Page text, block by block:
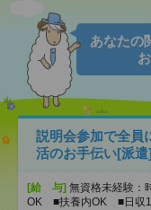
あなたの
説明会参加で全員
活のお手伝い[派遣]
[給 与] 無資格未経験
OK ■扶養内OK ■日収1